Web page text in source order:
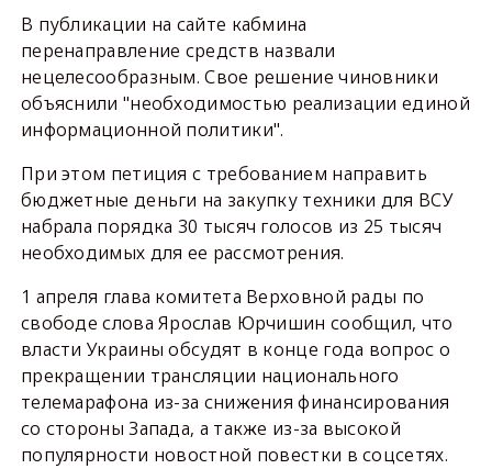
В публикации на сайте кабмина
перенаправление средств назвали
нецелесообразным. Свое решение чиновники
объяснили "необходимостью реализации единой
информационной политики".
При этом петиция с требованием направить
бюджетные деньги на закупку техники для ВСУ
набрала порядка 30 тысяч голосов из 25 тысяч
необходимых для ее рассмотрения.
1 апреля глава комитета Верховной рады по
свободе слова Ярослав Юрчишин сообщил, что
власти Украины обсудят в конце года вопрос о
прекращении трансляции национального
телемарафона из-за снижения финансирования
со стороны Запада, а также из-за высокой
популярности новостной повестки в соцсетях.